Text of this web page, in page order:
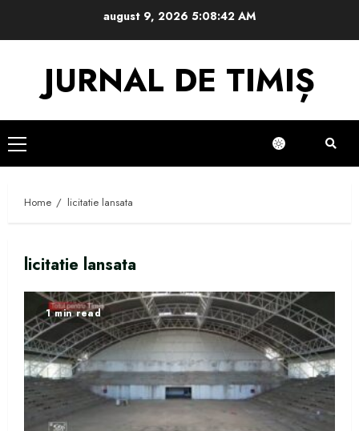
august 9, 2026 5:08:43 AM
JURNAL DE TIMIȘ
Primary
Menu
Home licitatie lansata
licitatie lansata
1 min read